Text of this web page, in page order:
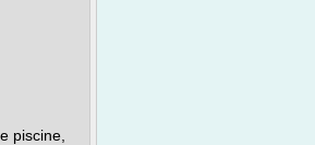
piscine,